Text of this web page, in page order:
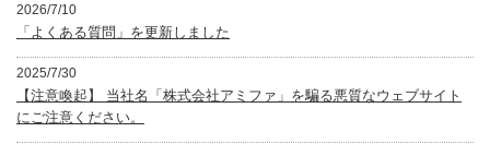
2026/7/10
「よくある質問」を更新しました
2025/7/30
【注意喚起】 当社名「株式会社アミファ」を騙る悪質なウェブサイト
にご注意ください。